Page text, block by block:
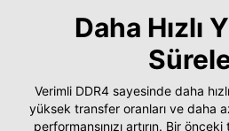
Daha Hızlı
Verimli DDR4 sayesinde daha
yüksek transfer oranları ve daha
performansınızı artırın. Bir